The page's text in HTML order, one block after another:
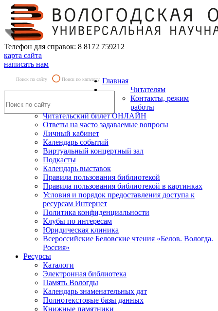
Телефон для справок: 8 8172 759212
карта сайта
написать нам
Поиск по сайту Поиск по каталогу Главная
Читателям
Контакты, режим
работы
Читательский билет ОНЛАЙН
Ответы на часто задаваемые вопросы
Личный кабинет
Календарь событий
Виртуальный концертный зал
Подкасты
Календарь выставок
Правила пользования библиотекой
Правила пользования библиотекой в картинках
Условия и порядок предоставления доступа к
ресурсам Интернет
Политика конфиденциальности
Клубы по интересам
Юридическая клиника
Всероссийские Беловские чтения «Белов. Вологда.
Россия»
Ресурсы
Каталоги
Электронная библиотека
Память Вологды
Календарь знаменательных дат
Полнотекстовые базы данных
Книжные памятники